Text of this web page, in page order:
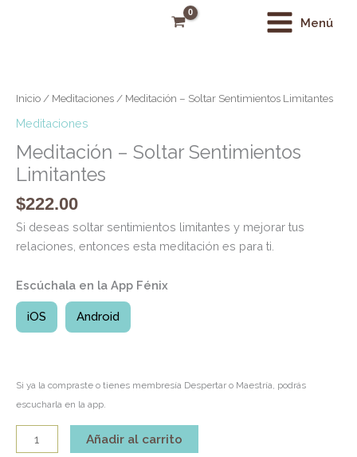
MainMenú
Inicio / Meditaciones / Meditación – Soltar Sentimientos Limitantes
Meditaciones
Meditación – Soltar Sentimientos
Limitantes
$222.00
Si deseas soltar sentimientos limitantes y mejorar tus
relaciones, entonces esta meditación es para ti.
Escúchala en la App Fénix
iOS Android
Si ya la compraste o tienes membresía Despertar o Maestría, podrás
escucharla en la app.
Soltar
Limitantes
cantidad
Añadir al carrito